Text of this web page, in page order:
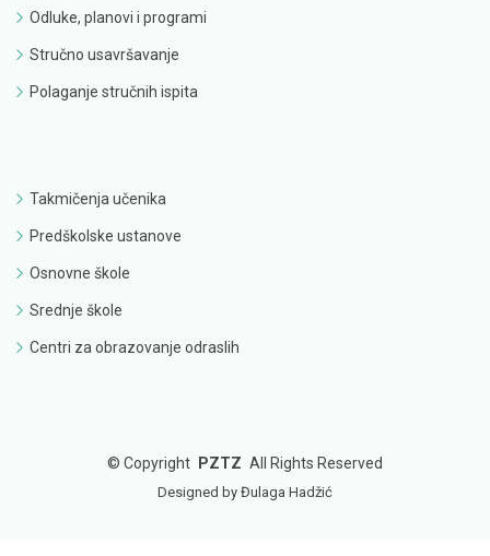
Odluke, planovi i programi
Stručno usavršavanje
Polaganje stručnih ispita
Takmičenja učenika
Predškolske ustanove
Osnovne škole
Srednje škole
Centri za obrazovanje odraslih
© Copyright PZTZ All Rights Reserved
Designed by Đulaga Hadžić